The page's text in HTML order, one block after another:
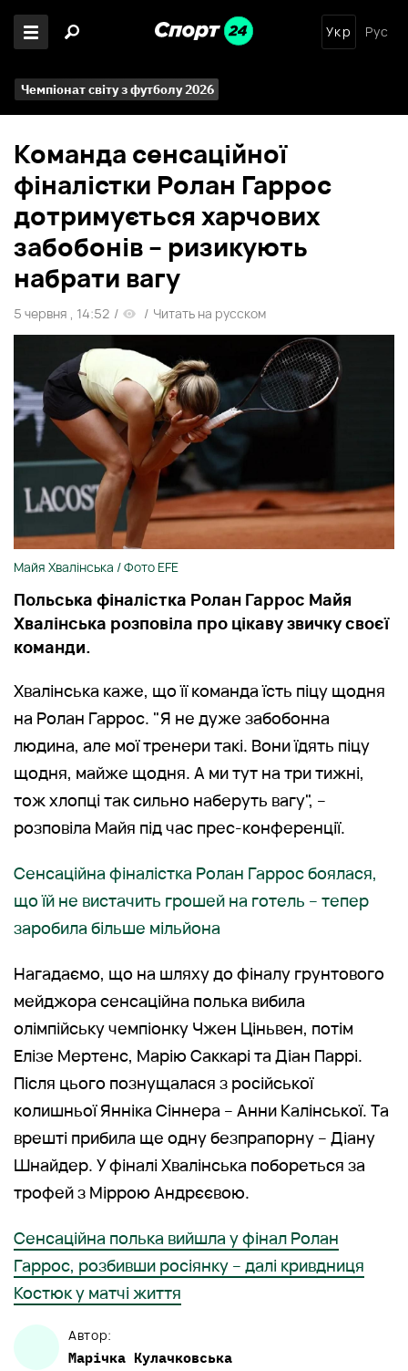
Укр Рус
Чемпіонат світу з футболу 2026
Команда сенсаційної
фіналістки Ролан Гаррос
дотримується харчових
забобонів – ризикують
набрати вагу
5 червня , 14:52 / / Читать на русском
Майя Хвалінська / Фото EFE
Польська фіналістка Ролан Гаррос Майя
Хвалінська розповіла про цікаву звичку своєї
команди.
Хвалінська каже, що її команда їсть піцу щодня
на Ролан Гаррос. "Я не дуже забобонна
людина, але мої тренери такі. Вони їдять піцу
щодня, майже щодня. А ми тут на три тижні,
тож хлопці так сильно наберуть вагу", –
розповіла Майя під час прес-конференції.
Сенсаційна фіналістка Ролан Гаррос боялася,
що їй не вистачить грошей на готель – тепер
заробила більше мільйона
Нагадаємо, що на шляху до фіналу грунтового
мейджора сенсаційна полька вибила
олімпійську чемпіонку Чжен Ціньвен, потім
Елізе Мертенс, Марію Саккарі та Діан Паррі.
Після цього познущалася з російської
колишньої Янніка Сіннера – Анни Калінської. Та
врешті прибила ще одну безпрапорну – Діану
Шнайдер. У фіналі Хвалінська побореться за
трофей з Міррою Андрєєвою.
Сенсаційна полька вийшла у фінал Ролан
Гаррос, розбивши росіянку – далі кривдниця
Костюк у матчі життя
Автор:
Марічка Кулачковська